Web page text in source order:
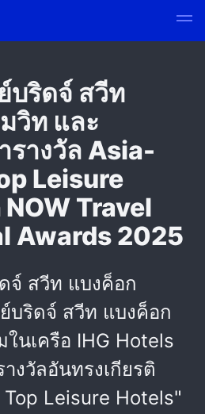
บริดจ์ สวีท
วิท และ
รางวัล Asia-
Leisure
Travel
Awards 2025
จ์ สวีท แบงค็อก
บริดจ์ สวีท แบงค็อก
นเครือ IHG Hotels
งวัลอันทรงเกียรติ
Leisure Hotels"